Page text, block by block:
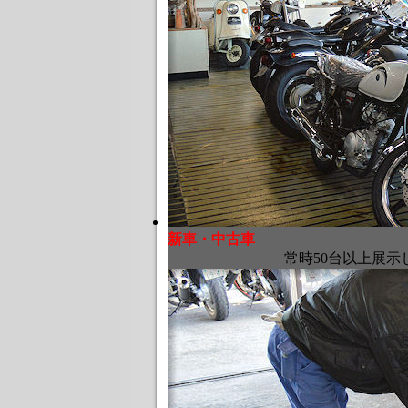
新車・中古車
常時50台以上展示して